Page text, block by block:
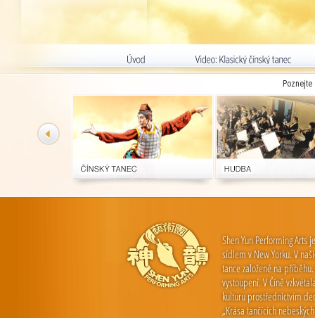
Shen Yun Performing Arts
sídlem v New Yorku. V
tance založené na
vystoupení. V Číně
kulturu prostřednictvím
„Krása tančících